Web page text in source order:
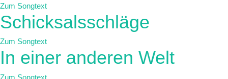
Zum Songtext
Schicksalsschläge
Zum Songtext
In einer anderen Welt
Zum Songtext